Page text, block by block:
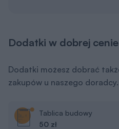
Dodatki w dobrej cenie
Dodatki możesz dobrać
zakupów u naszego doradcy.
Tablica budowy
50 zł